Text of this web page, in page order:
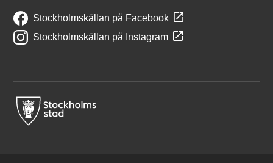
Stockholmskällan på Facebook
Stockholmskällan på Instagram